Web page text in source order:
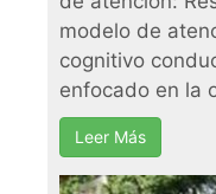
modelo de
cognitivo
enfocado en la
Leer Más